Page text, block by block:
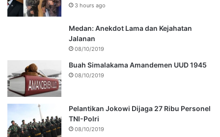
3 hours ago
Medan: Anekdot Lama dan Kejahatan
Jalanan
08/10/2019
Buah Simalakama Amandemen UUD 1945
08/10/2019
Pelantikan Jokowi Dijaga 27 Ribu Personel
TNI-Polri
08/10/2019